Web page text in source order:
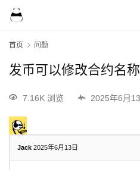
首页 问题
发币可以修改合约名称
7.16K 浏览 2025年6月
Jack 2025年6月13日